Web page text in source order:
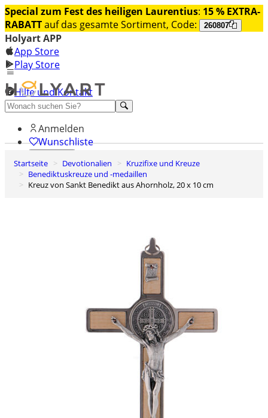
Special zum Fest des heiligen Laurentius: 15 % EXTRA-
RABATTauf das gesamte Sortiment, Code: 260807
Holyart APP
App Store
Play Store
Hilfe und Kontakt
Entdecken Sie Premium
Anmelden
Wunschliste
0
Warenkorb
Startseite Devotionalien
Kruzifixe und Kreuze
Benediktuskreuze und -medaillen
Kreuz von Sankt Benedikt aus Ahornholz, 20 x 10 cm